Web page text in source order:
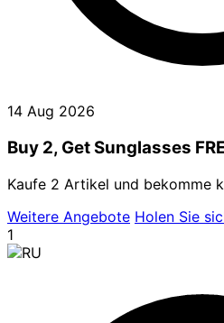
14 Aug 2026
Buy 2, Get Sunglasses
Kaufe 2 Artikel und bekomme
Weitere Angebote Holen Sie
1